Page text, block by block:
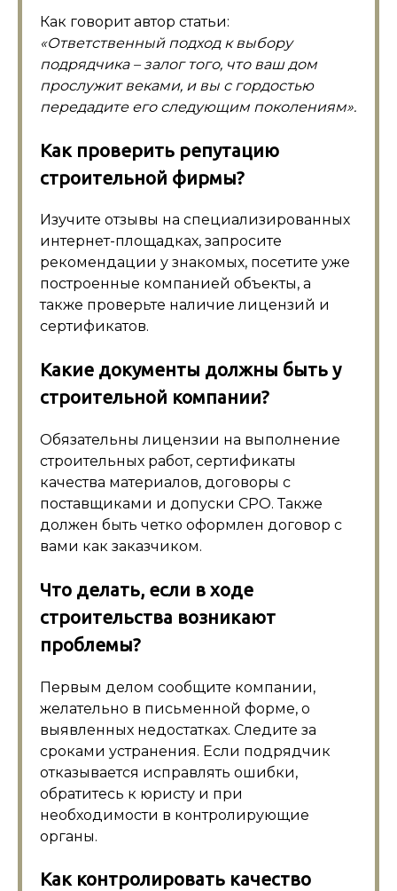
Как говорит автор статьи:
«Ответственный подход к выбору
подрядчика – залог того, что ваш дом
прослужит веками, и вы с гордостью
передадите его следующим поколениям».
Как проверить репутацию
строительной фирмы?
Изучите отзывы на специализированных
интернет-площадках, запросите
рекомендации у знакомых, посетите уже
построенные компанией объекты, а
также проверьте наличие лицензий и
сертификатов.
Какие документы должны быть у
строительной компании?
Обязательны лицензии на выполнение
строительных работ, сертификаты
качества материалов, договоры с
поставщиками и допуски СРО. Также
должен быть четко оформлен договор с
вами как заказчиком.
Что делать, если в ходе
строительства возникают
проблемы?
Первым делом сообщите компании,
желательно в письменной форме, о
выявленных недостатках. Следите за
сроками устранения. Если подрядчик
отказывается исправлять ошибки,
обратитесь к юристу и при
необходимости в контролирующие
органы.
Как контролировать качество